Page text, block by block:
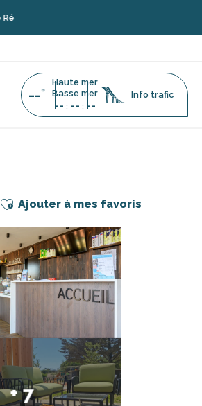
--°
Haute mer
Basse mer
-- : -- : --
Info trafic
Ajouter aux favoris
Ajouter à mes favoris
+ 7